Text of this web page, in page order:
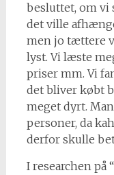
besluttet, om vi
det ville
men jo tættere
lyst. Vi læste
priser mm. Vi
det bliver købt
meget dyrt.
personer, da
derfor skulle
I researchen på